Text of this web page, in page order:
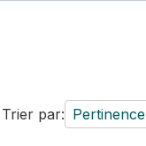
Trier par: Pertinence